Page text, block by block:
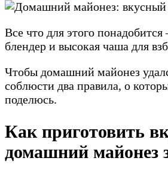
Все что для этого
блендер и высокая чаша для
Чтобы домашний майонез
соблюсти два правила, о
поделюсь.
Как приготовить
домашний майонез